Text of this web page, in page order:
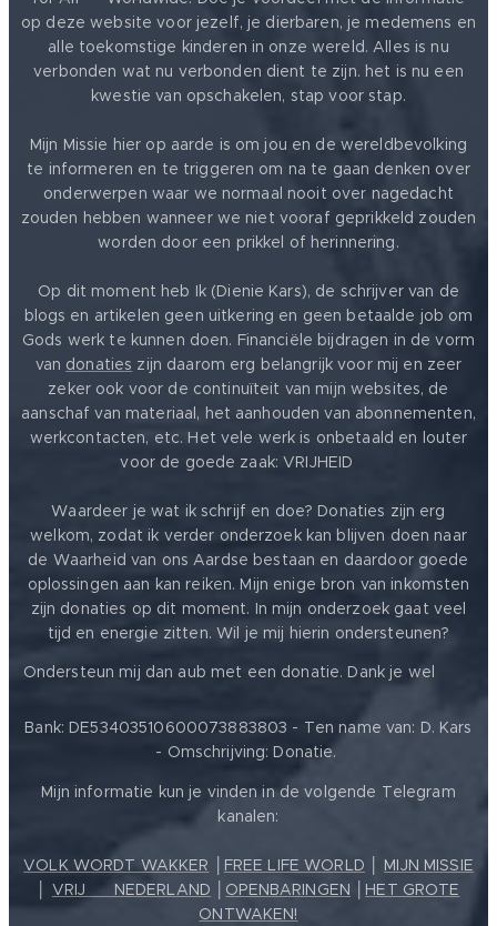
op deze website voor jezelf, je dierbaren, je medemens en
alle toekomstige kinderen in onze wereld. Alles is nu
verbonden wat nu verbonden dient te zijn. het is nu een
kwestie van opschakelen, stap voor stap.
Mijn Missie hier op aarde is om jou en de wereldbevolking
te informeren en te triggeren om na te gaan denken over
onderwerpen waar we normaal nooit over nagedacht
zouden hebben wanneer we niet vooraf geprikkeld zouden
worden door een prikkel of herinnering.
Op dit moment heb Ik (Dienie Kars), de schrijver van de
blogs en artikelen geen uitkering en geen betaalde job om
Gods werk te kunnen doen. Financiële bijdragen in de vorm
van donaties zijn daarom erg belangrijk voor mij en zeer
zeker ook voor de continuïteit van mijn websites, de
aanschaf van materiaal, het aanhouden van abonnementen,
werkcontacten, etc. Het vele werk is onbetaald en louter
voor de goede zaak: VRIJHEID ❤️
Waardeer je wat ik schrijf en doe? Donaties zijn erg
welkom, zodat ik verder onderzoek kan blijven doen naar
de Waarheid van ons Aardse bestaan en daardoor goede
oplossingen aan kan reiken. Mijn enige bron van inkomsten
zijn donaties op dit moment. In mijn onderzoek gaat veel
tijd en energie zitten. Wil je mij hierin ondersteunen?
Ondersteun mij dan aub met een donatie. Dank je wel
Bank: DE53403510600073883803 - Ten name van: D. Kars
- Omschrijving: Donatie.
Mijn informatie kun je vinden in de volgende Telegram
kanalen:
VOLK WORDT WAKKER FREE LIFE WORLD
MIJN MISSIE
VRIJ ❤️ NEDERLAND OPENBARINGEN
HET GROTE
ONTWAKEN!